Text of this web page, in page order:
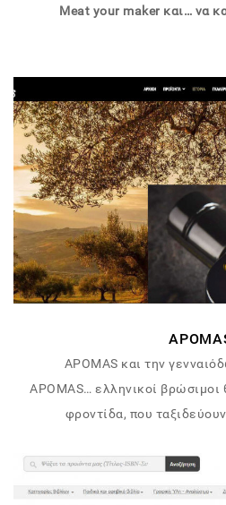
Meat your maker και… να
APOMAS και την
APOMAS… ελληνικοί βρώσιμοι
φροντίδα, που